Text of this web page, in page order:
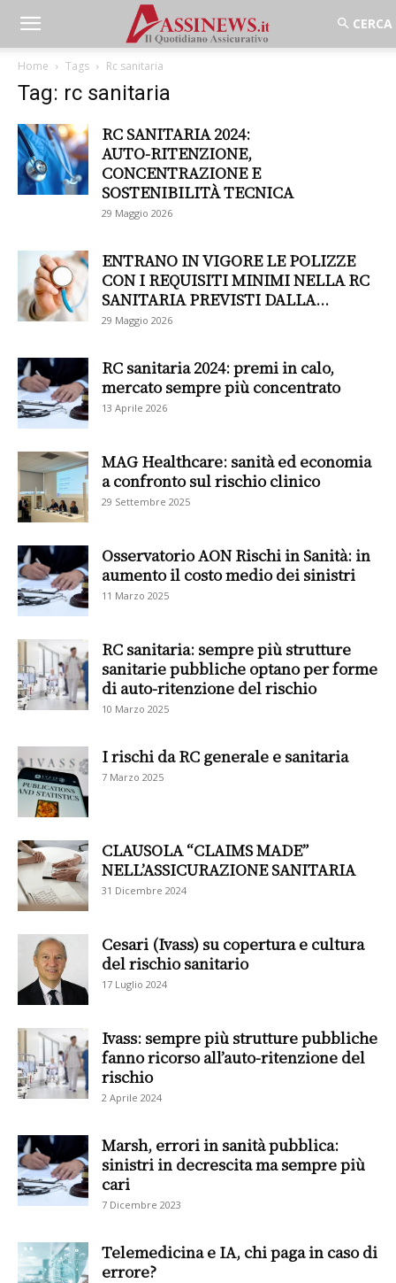
Home Tags Rc sanitaria
Tag: rc sanitaria
RC SANITARIA 2024:
AUTO‑RITENZIONE,
CONCENTRAZIONE E
SOSTENIBILITÀ TECNICA
29 Maggio 2026
ENTRANO IN VIGORE LE POLIZZE
CON I REQUISITI MINIMI NELLA RC
SANITARIA PREVISTI DALLA...
29 Maggio 2026
RC sanitaria 2024: premi in calo,
mercato sempre più concentrato
13 Aprile 2026
MAG Healthcare: sanità ed economia
a confronto sul rischio clinico
29 Settembre 2025
Osservatorio AON Rischi in Sanità: in
aumento il costo medio dei sinistri
11 Marzo 2025
RC sanitaria: sempre più strutture
sanitarie pubbliche optano per forme
di auto-ritenzione del rischio
10 Marzo 2025
I rischi da RC generale e sanitaria
7 Marzo 2025
CLAUSOLA “CLAIMS MADE”
NELL’ASSICURAZIONE SANITARIA
31 Dicembre 2024
Cesari (Ivass) su copertura e cultura
del rischio sanitario
17 Luglio 2024
Ivass: sempre più strutture pubbliche
fanno ricorso all’auto-ritenzione del
rischio
2 Aprile 2024
Marsh, errori in sanità pubblica:
sinistri in decrescita ma sempre più
cari
7 Dicembre 2023
Telemedicina e IA, chi paga in caso di
errore?